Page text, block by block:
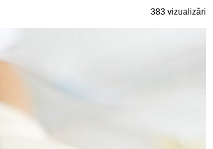
383 vizualizări